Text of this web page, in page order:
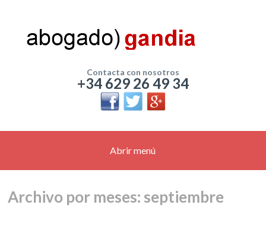
Contacta con nosotros
+34 629 26 49 34
Abrir menú
Archivo por meses: septiembre